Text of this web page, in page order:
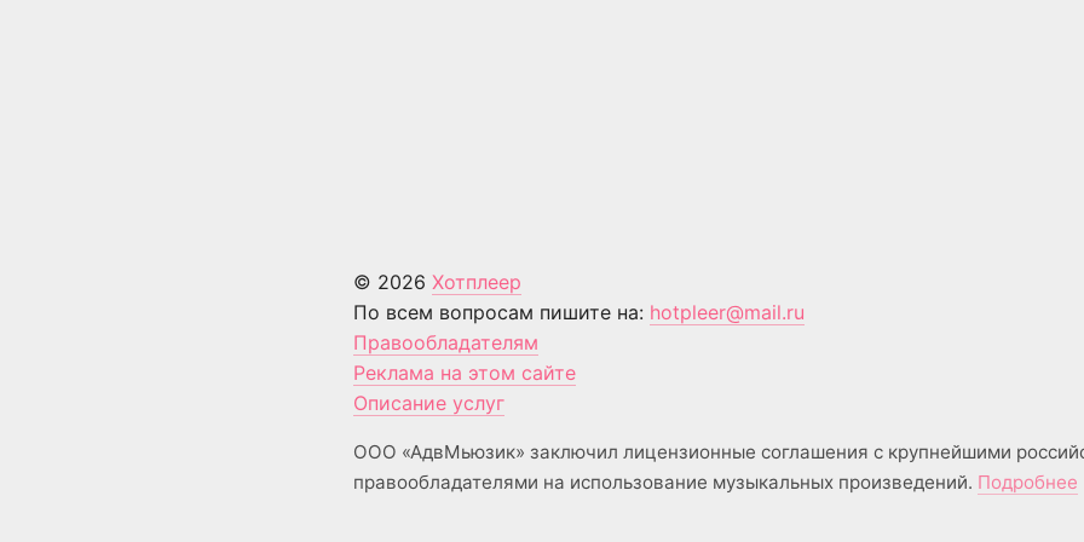
© 2026 Хотплеер
По всем вопросам пишите на: hotpleer@mail.ru
Правообладателям
Реклама на этом сайте
Описание услуг
ООО «АдвМьюзик» заключил лицензионные соглашения с крупнейшими
правообладателями на использование музыкальных произведений. Подробнее